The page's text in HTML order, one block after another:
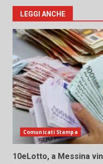
LEGGI ANCHE
Comunicati Stampa
10eLotto, a Messina